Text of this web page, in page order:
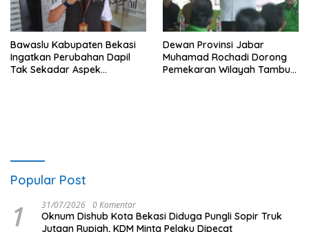
Bawaslu Kabupaten Bekasi
Ingatkan Perubahan Dapil
Tak Sekadar Aspek
Dewan Provinsi Jabar
Muhamad Rochadi Dorong
Pemekaran Wilayah Tambun
Popular Post
1 31/07/2026 0 Komentar
Oknum Dishub Kota Bekasi Diduga Pungli Sopir Truk
Jutaan Rupiah, KDM Minta Pelaku Dipecat